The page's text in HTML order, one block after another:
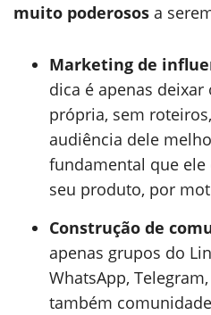
muito poderosos a
Marketing de
dica é apenas
própria, sem
audiência dele
fundamental que
seu produto, por
Construção de
apenas grupos do
WhatsApp,
também